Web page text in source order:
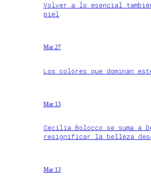
Volver a lo esencial
piel
Mar 27
Los colores que dominan
Mar 13
Cecilia Bolocco se suma a
resignificar la belleza
Mar 13